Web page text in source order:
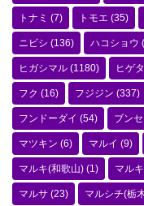
トナミ (7) トモエ (35)
ニビシ (136) ハコショウ
ヒガシマル (1180) ヒゲタ
フク (16) フジジン (337)
フンドーダイ (54) ブン
マツキン (6) マルイ (9)
マルキ(和歌山) (1) マル
マルサ (23) マルシチ(栃